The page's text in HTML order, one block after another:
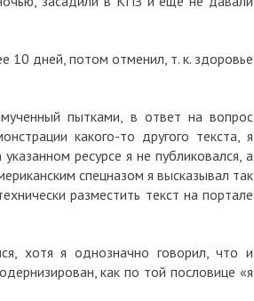
10 дней, потом отменил, т. к. здоровье
пытками, в ответ на вопрос
какого-то другого текста, я
ресурсе я не публиковался, а
спецназом я высказывал так
разместить текст на портале
хотя я однозначно говорил, что и
как по той пословице «я